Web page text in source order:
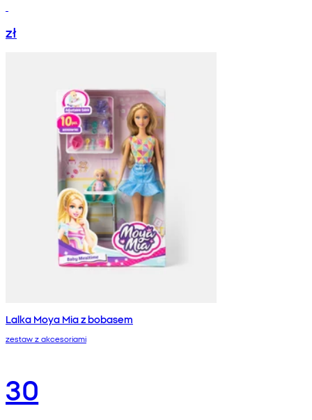
zł
Lalka Moya Mia z bobasem
zestaw z akcesoriami
30